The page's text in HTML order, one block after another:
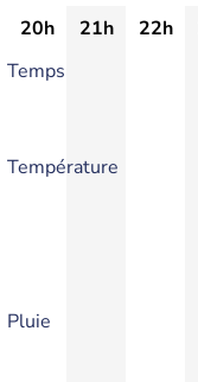
20h 21h 22h
Temps
Température
Pluie